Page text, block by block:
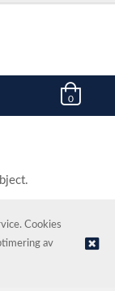
0
av
Kréatif
Cookies
av